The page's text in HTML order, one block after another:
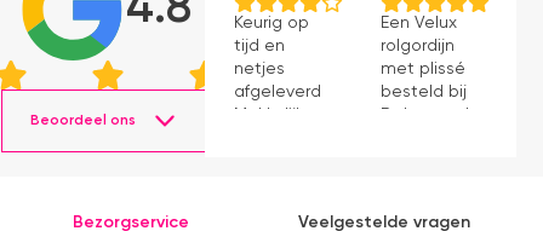
Beoordeel ons
Keurig op
tijd en
netjes
afgeleverd.
Makkelijk
Een Velux
rolgordijn
met plissé
besteld bij
Dakraamplaza.
Bezorgservice
Veelgestelde vragen